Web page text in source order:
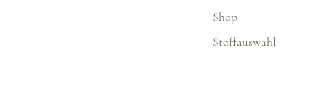
Shop
Stoffauswahl